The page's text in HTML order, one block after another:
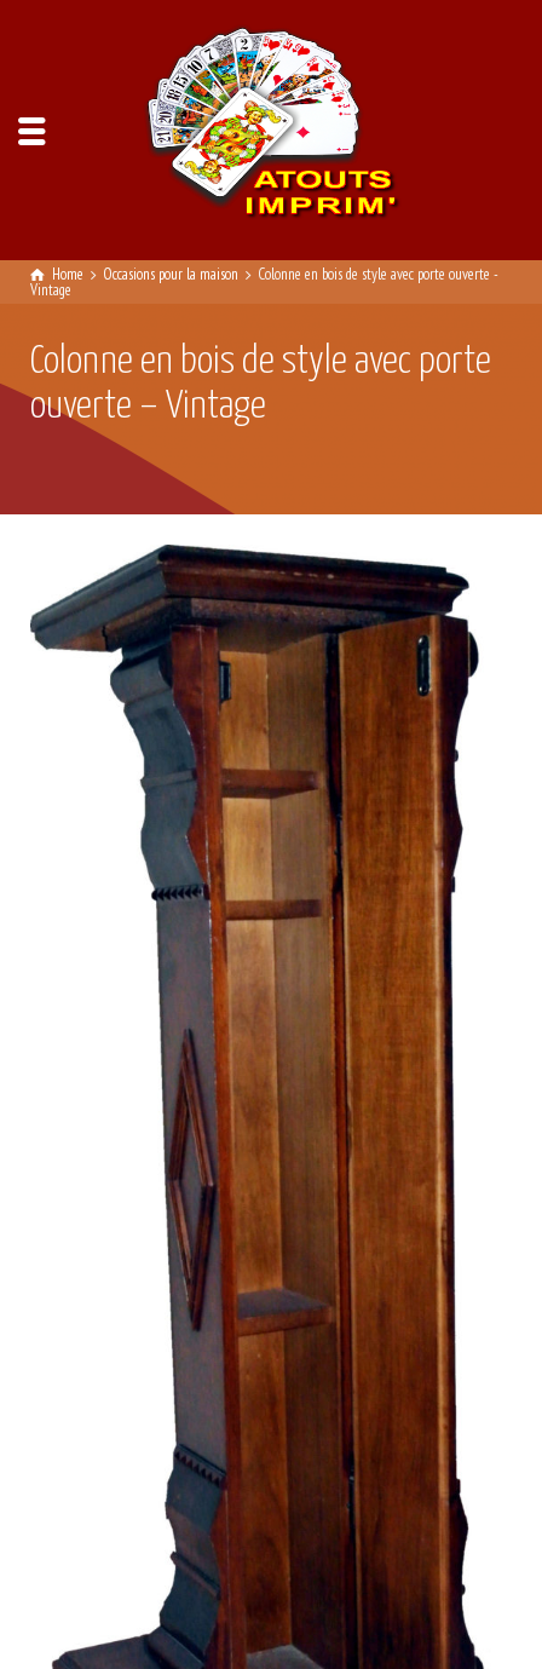
Home Occasions pour la maison Colonne en bois de style avec porte ouverte -
Vintage
Colonne en bois de style avec porte
ouverte – Vintage